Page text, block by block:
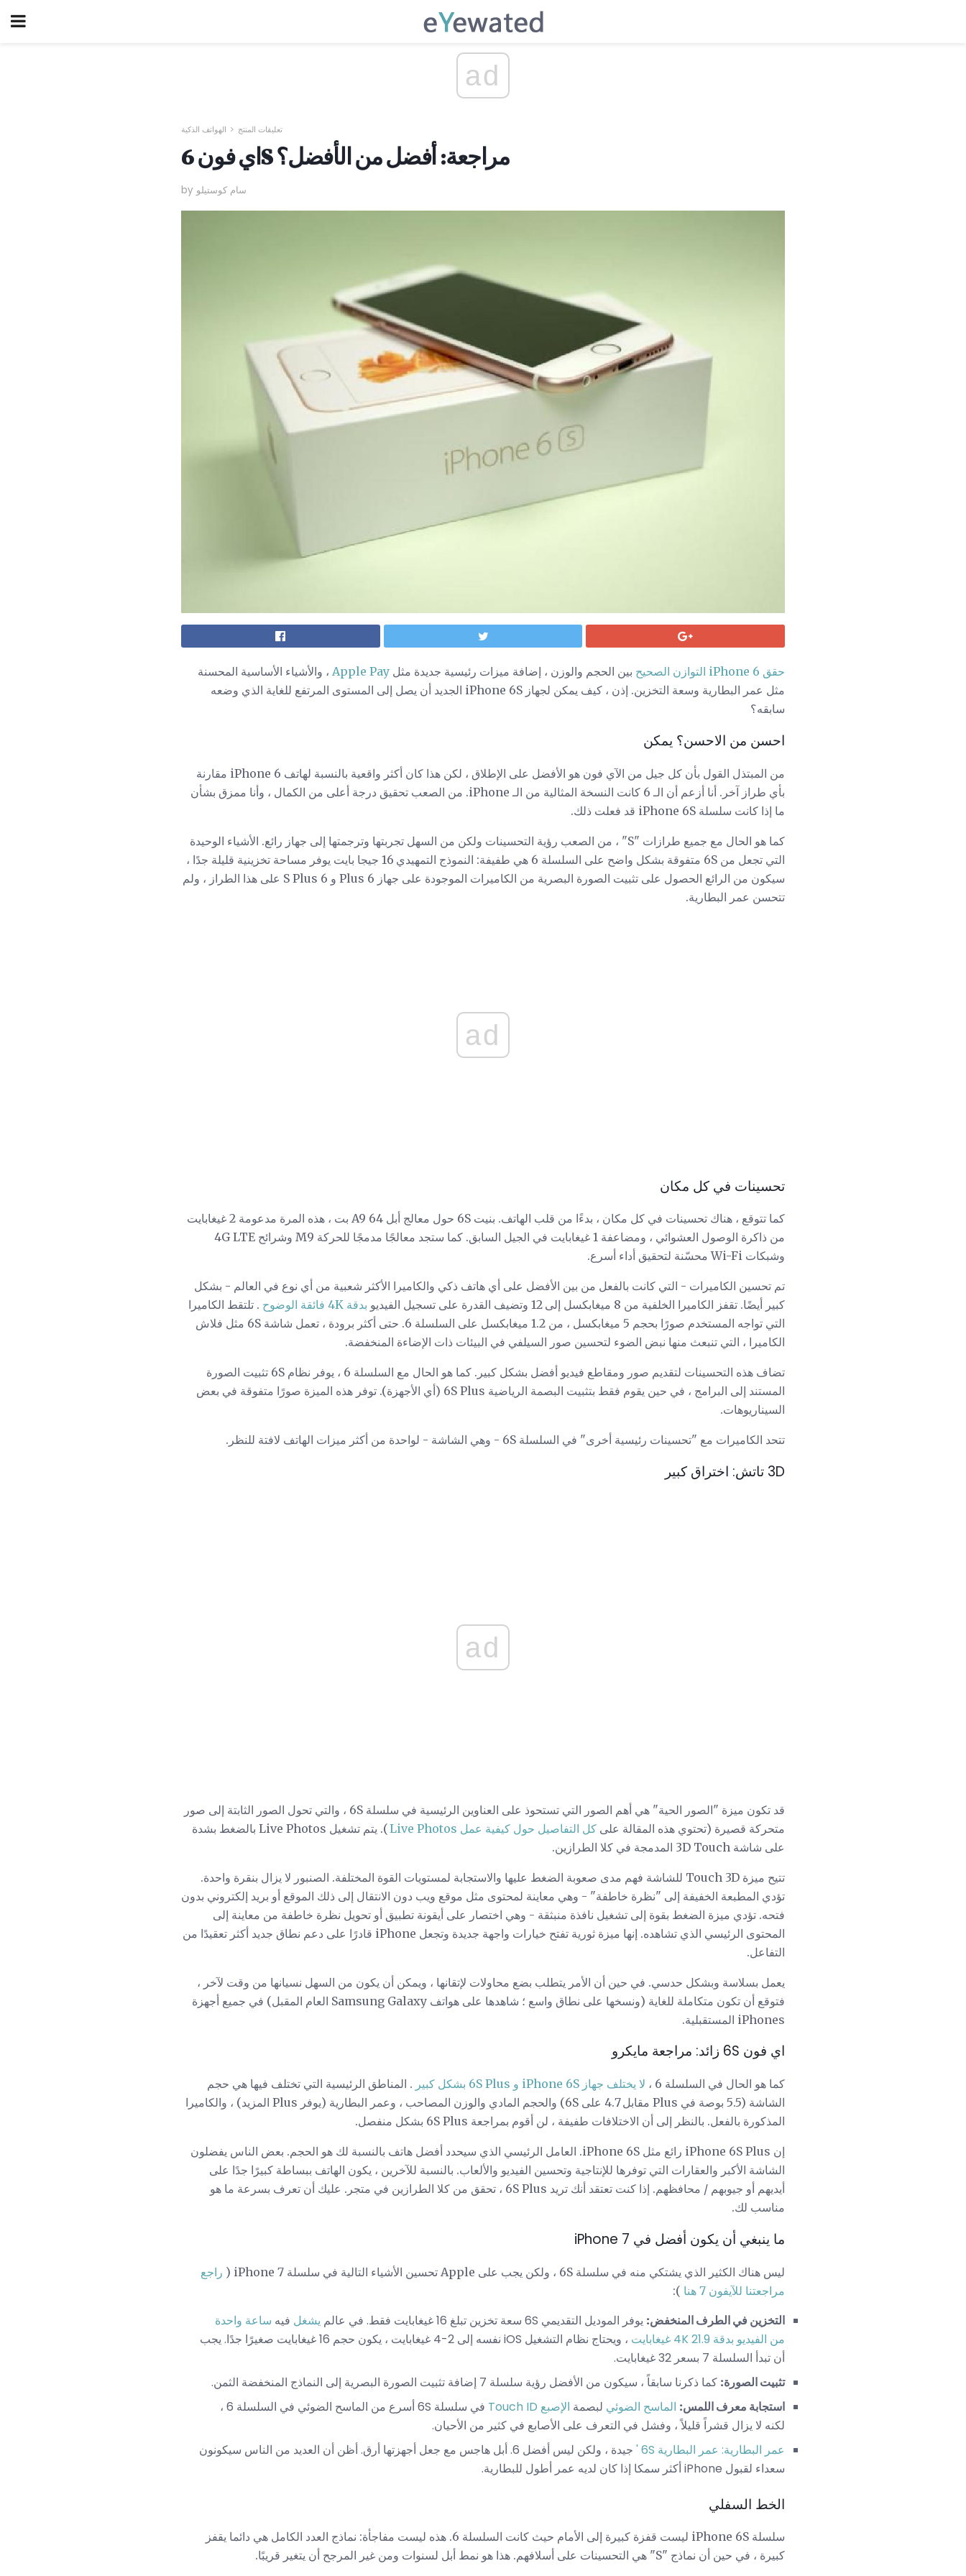
ad
تعليقات المنتج الهواتف الذكية
اي فون 6S مراجعة: أفضل من الأفضل؟
by سام كوستيلو
حقق iPhone 6 التوازن الصحيح بين الحجم والوزن ، إضافة ميزات رئيسية جديدة مثل Apple Pay ، والأشياء الأساسية المحسنة
مثل عمر البطارية وسعة التخزين. إذن ، كيف يمكن لجهاز iPhone 6S الجديد أن يصل إلى المستوى المرتفع للغاية الذي وضعه
سابقه؟
احسن من الاحسن؟ يمكن
من المبتذل القول بأن كل جيل من الآي فون هو الأفضل على الإطلاق ، لكن هذا كان أكثر واقعية بالنسبة لهاتف iPhone 6 مقارنة
بأي طراز آخر. أنا أزعم أن الـ 6 كانت النسخة المثالية من الـ iPhone. من الصعب تحقيق درجة أعلى من الكمال ، وأنا ممزق بشأن
ما إذا كانت سلسلة iPhone 6S قد فعلت ذلك.
كما هو الحال مع جميع طرازات "S" ، من الصعب رؤية التحسينات ولكن من السهل تجربتها وترجمتها إلى جهاز رائع. الأشياء الوحيدة
التي تجعل من 6S متفوقة بشكل واضح على السلسلة 6 هي طفيفة: النموذج التمهيدي 16 جيجا بايت يوفر مساحة تخزينية قليلة جدًا ،
سيكون من الرائع الحصول على تثبيت الصورة البصرية من الكاميرات الموجودة على جهاز 6 Plus و 6 S Plus على هذا الطراز ، ولم
تتحسن عمر البطارية.
ad
تحسينات في كل مكان
كما تتوقع ، هناك تحسينات في كل مكان ، بدءًا من قلب الهاتف. بنيت 6S حول معالج أبل A9 64 بت ، هذه المرة مدعومة 2 غيغابايت
من ذاكرة الوصول العشوائي ، ومضاعفة 1 غيغابايت في الجيل السابق. كما ستجد معالجًا مدمجًا للحركة M9 وشرائح 4G LTE
وشبكات Wi-Fi محسّنة لتحقيق أداء أسرع.
تم تحسين الكاميرات - التي كانت بالفعل من بين الأفضل على أي هاتف ذكي والكاميرا الأكثر شعبية من أي نوع في العالم - بشكل
كبير أيضًا. تقفز الكاميرا الخلفية من 8 ميغابكسل إلى 12 وتضيف القدرة على تسجيل الفيديو
بدقة 4K فائقة الوضوح
. تلتقط الكاميرا
التي تواجه المستخدم صورًا بحجم 5 ميغابكسل ، من 1.2 ميغابكسل على السلسلة 6. حتى أكثر برودة ، تعمل شاشة 6S مثل فلاش
الكاميرا ، التي تنبعث منها نبض الضوء لتحسين صور السيلفي في البيئات ذات الإضاءة المنخفضة.
تضاف هذه التحسينات لتقديم صور ومقاطع فيديو أفضل بشكل كبير. كما هو الحال مع السلسلة 6 ، يوفر نظام 6S تثبيت الصورة
المستند إلى البرامج ، في حين يقوم فقط بتثبيت البصمة الرياضية 6S Plus (أي الأجهزة). توفر هذه الميزة صورًا متفوقة في بعض
السيناريوهات.
تتحد الكاميرات مع "تحسينات رئيسية أخرى" في السلسلة 6S - وهي الشاشة - لواحدة من أكثر ميزات الهاتف لافتة للنظر.
3D تاتش: اختراق كبير
ad
قد تكون ميزة "الصور الحية" هي أهم الصور التي تستحوذ على العناوين الرئيسية في سلسلة 6S ، والتي تحول الصور الثابتة إلى صور
متحركة قصيرة (تحتوي هذه المقالة على كل التفاصيل حول كيفية عمل Live Photos
). يتم تشغيل Live Photos بالضغط بشدة
على شاشة 3D Touch المدمجة في كلا الطرازين.
تتيح ميزة Touch 3D للشاشة فهم مدى صعوبة الضغط عليها والاستجابة لمستويات القوة المختلفة. الصنبور لا يزال بنقرة واحدة.
تؤدي المطبعة الخفيفة إلى "نظرة خاطفة" - وهي معاينة لمحتوى مثل موقع ويب دون الانتقال إلى ذلك الموقع أو بريد إلكتروني بدون
فتحه. تؤدي ميزة الضغط بقوة إلى تشغيل نافذة منبثقة - وهي اختصار على أيقونة تطبيق أو تحويل نظرة خاطفة من معاينة إلى
المحتوى الرئيسي الذي تشاهده. إنها ميزة ثورية تفتح خيارات واجهة جديدة وتجعل iPhone قادرًا على دعم نطاق جديد أكثر تعقيدًا من
التفاعل.
يعمل بسلاسة وبشكل حدسي. في حين أن الأمر يتطلب بضع محاولات لإتقانها ، ويمكن أن يكون من السهل نسيانها من وقت لآخر ،
فتوقع أن تكون متكاملة للغاية (ونسخها على نطاق واسع ؛ شاهدها على هواتف Samsung Galaxy العام المقبل) في جميع أجهزة
iPhones المستقبلية.
اي فون 6S زائد: مراجعة مايكرو
كما هو الحال في السلسلة 6 ، لا يختلف جهاز iPhone 6S و 6S Plus بشكل كبير
. المناطق الرئيسية التي تختلف فيها هي حجم
الشاشة (5.5 بوصة في Plus مقابل 4.7 على 6S) والحجم المادي والوزن المصاحب ، وعمر البطارية (يوفر Plus المزيد) ، والكاميرا
المذكورة بالفعل. بالنظر إلى أن الاختلافات طفيفة ، لن أقوم بمراجعة 6S Plus بشكل منفصل.
إن iPhone 6S Plus رائع مثل iPhone 6S. العامل الرئيسي الذي سيحدد أفضل هاتف بالنسبة لك هو الحجم. بعض الناس يفضلون
الشاشة الأكبر والعقارات التي توفرها للإنتاجية وتحسين الفيديو والألعاب. بالنسبة للآخرين ، يكون الهاتف ببساطة كبيرًا جدًا على
أيديهم أو جيوبهم / محافظهم. إذا كنت تعتقد أنك تريد 6S Plus ، تحقق من كلا الطرازين في متجر. عليك أن تعرف بسرعة ما هو
مناسب لك.
ما ينبغي أن يكون أفضل في iPhone 7
ليس هناك الكثير الذي يشتكي منه في سلسلة 6S ، ولكن يجب على Apple تحسين الأشياء التالية في سلسلة iPhone 7 (
راجع
مراجعتنا للآيفون 7 هنا
):
التخزين في الطرف المنخفض: يوفر الموديل التقديمي 6S سعة تخزين تبلغ 16 غيغابايت فقط. في عالم يشغل فيه ساعة واحدة
من الفيديو بدقة 4K 21.9 غيغابايت
، ويحتاج نظام التشغيل iOS نفسه إلى 2-4 غيغابايت ، يكون حجم 16 غيغابايت صغيرًا جدًا. يجب
أن تبدأ السلسلة 7 بسعر 32 غيغابايت.
تثبيت الصورة: كما ذكرنا سابقاً ، سيكون من الأفضل رؤية سلسلة 7 إضافة تثبيت الصورة البصرية إلى النماذج المنخفضة الثمن.
استجابة معرف اللمس: الماسح الضوئي لبصمة الإصبع Touch ID
في سلسلة 6S أسرع من الماسح الضوئي في السلسلة 6 ،
لكنه لا يزال قشراً قليلاً ، وفشل في التعرف على الأصابع في كثير من الأحيان.
عمر البطارية: عمر البطارية 6S '
جيدة ، ولكن ليس أفضل 6. أبل هاجس مع جعل أجهزتها أرق. أظن أن العديد من الناس سيكونون
سعداء لقبول iPhone أكثر سمكا إذا كان لديه عمر أطول للبطارية.
الخط السفلي
سلسلة iPhone 6S ليست قفزة كبيرة إلى الأمام حيث كانت السلسلة 6. هذه ليست مفاجأة: نماذج العدد الكامل هي دائما يقفز
كبيرة ، في حين أن نماذج "S" هي التحسينات على أسلافهم. هذا هو نمط أبل لسنوات ومن غير المرجح أن يتغير قريبًا.